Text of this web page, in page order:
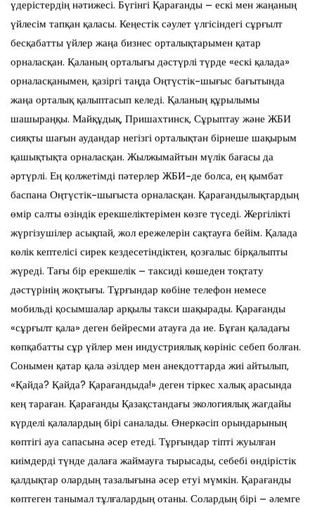
үдерістердің нәтижесі. Бүгінгі Қарағанды – ескі мен жаңаның
үйлесім тапқан қаласы. Кеңестік сәулет үлгісіндегі сұрғылт
бесқабатты үйлер жаңа бизнес орталықтарымен қатар
орналасқан. Қаланың орталығы дәстүрлі түрде «ескі қалада»
орналасқанымен, қазіргі таңда Оңтүстік-шығыс бағытында
жаңа орталық қалыптасып келеді. Қаланың құрылымы
шашыраңқы. Майқұдық, Пришахтинск, Сұрыптау және ЖБИ
сияқты шағын аудандар негізгі орталықтан бірнеше шақырым
қашықтықта орналасқан. Жылжымайтын мүлік бағасы да
әртүрлі. Ең қолжетімді пәтерлер ЖБИ-де болса, ең қымбат
баспана Оңтүстік-шығыста орналасқан. Қарағандылықтардың
өмір салты өзіндік ерекшеліктерімен көзге түседі. Жергілікті
жүргізушілер асықпай, жол ережелерін сақтауға бейім. Қалада
көлік кептелісі сирек кездесетіндіктен, қозғалыс бірқалыпты
жүреді. Тағы бір ерекшелік – таксиді көшеден тоқтату
дәстүрінің жоқтығы. Тұрғындар көбіне телефон немесе
мобильді қосымшалар арқылы такси шақырады. Қарағанды
«сұрғылт қала» деген бейресми атауға да ие. Бұған қаладағы
көпқабатты сұр үйлер мен индустриялық көрініс себеп болған.
Сонымен қатар қала әзілдер мен анекдоттарда жиі айтылып,
«Қайда? Қайда? Қарағандыда!» деген тіркес халық арасында
кең тараған. Қарағанды Қазақстандағы экологиялық жағдайы
күрделі қалалардың бірі саналады. Өнеркәсіп орындарының
көптігі ауа сапасына әсер етеді. Тұрғындар тіпті жуылған
киімдерді түнде далаға жаймауға тырысады, себебі өндірістік
қалдықтар олардың тазалығына әсер етуі мүмкін. Қарағанды
көптеген танымал тұлғалардың отаны. Солардың бірі – әлемге